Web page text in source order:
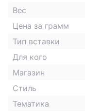
Вес
Цена за грамм
Тип вставки
Для кого
Магазин
Стиль
Тематика